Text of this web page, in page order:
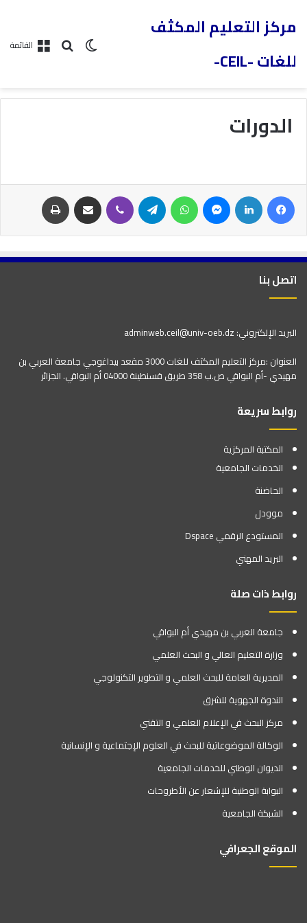
القائمة
مركز التعليم المكثف
للغات -CEIL-
الدورات
اتصل بنا
البريد الإلكتروني: adminweb.ceil@univ-oeb.dz
العنوان :مركز التعليم المكثف للغات 3000 مقعد بيداغوجي جامعة العربي بن
مهيدي -أم البواقي ص.ب 358 طريق قسنطينة 04000 أم البواقي. الجزائر
روابط سريعة
المكتبة المركزية
الخدمات الجامعية
الحاضنة
موودل
المستودع الرقمي Dspace
البريد المهني
روابط ذات صلة
جامعة العربي بن مهيدي أم البواقي
وزارة التعليم العالي و البحث العلمي
المديرية العامة للبحث العلمي و التطوير التكنولوجي
الندوة الجهوية للشرق
مركز البحث في الإعلام العلمي و التقني
الوكالة الموضوعاتية للبحث في العلوم الإجتماعية و الإنسانية
الديوان الوطني للخدمات الجامعية
البوابة الوطنية للإشعار عن الأطروحات
الشبكة الجامعية
الموقع الجعرافي